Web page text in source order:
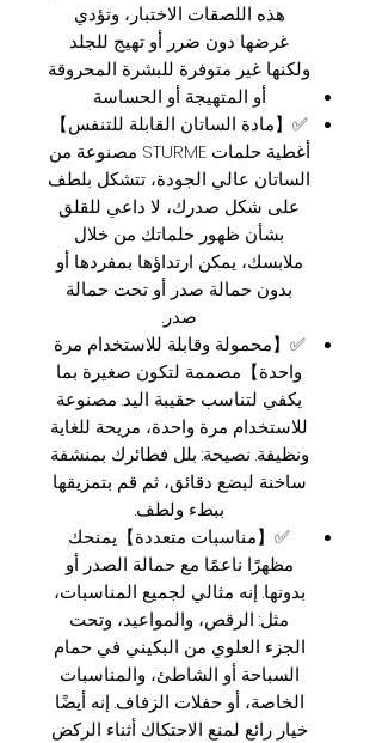
هذه اللصقات الاختبار، وتؤدي
غرضها دون ضرر أو تهيج للجلد
ولكنها غير متوفرة للبشرة المحروقة
أو المتهيجة أو الحساسة
✅【مادة الساتان القابلة للتنفس】
أغطية حلمات STURME مصنوعة من
الساتان عالي الجودة، تتشكل بلطف
على شكل صدرك، لا داعي للقلق
بشأن ظهور حلماتك من خلال
ملابسك، يمكن ارتداؤها بمفردها أو
بدون حمالة صدر أو تحت حمالة
صدر.
✅【محمولة وقابلة للاستخدام مرة
واحدة】مصممة لتكون صغيرة بما
يكفي لتناسب حقيبة اليد. مصنوعة
للاستخدام مرة واحدة، مريحة للغاية
ونظيفة. نصيحة: بلل فطائرك بمنشفة
ساخنة لبضع دقائق، ثم قم بتمزيقها
ببطء ولطف.
✅【مناسبات متعددة】يمنحك
مظهرًا ناعمًا مع حمالة الصدر أو
بدونها. إنه مثالي لجميع المناسبات،
مثل: الرقص، والمواعيد، وتحت
الجزء العلوي من البكيني في حمام
السباحة أو الشاطئ، والمناسبات
الخاصة، أو حفلات الزفاف. إنه أيضًا
خيار رائع لمنع الاحتكاك أثناء الركض